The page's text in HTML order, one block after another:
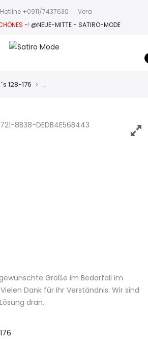
+0911/7437630
Vera
-! @NEUE-MITTE - SATIRO-MODE
128-176 …
Größe im Bedarfall im
Dank für Ihr Verständnis. Wir sind
dran.